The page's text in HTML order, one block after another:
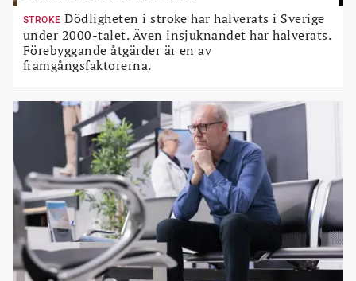
STROKE Dödligheten i stroke har halverats i Sverige
under 2000-talet. Även insjuknandet har halverats.
Förebyggande åtgärder är en av
framgångsfaktorerna.